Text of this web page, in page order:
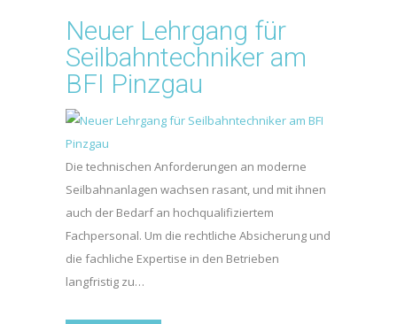
Neuer Lehrgang für
Seilbahntechniker am
BFI Pinzgau
Die technischen Anforderungen an moderne
Seilbahnanlagen wachsen rasant, und mit ihnen
auch der Bedarf an hochqualifiziertem
Fachpersonal. Um die rechtliche Absicherung und
die fachliche Expertise in den Betrieben
langfristig zu…